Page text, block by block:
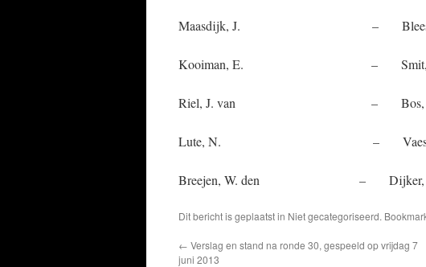
Maasdijk, J. –
Kooiman, E. –
Riel, J. van –
Lute, N. –
Breejen, W. den –
Dit bericht is geplaatst in Niet gecategoriseerd.
← Verslag en stand na ronde 30, gespeeld op vrijdag 7
juni 2013